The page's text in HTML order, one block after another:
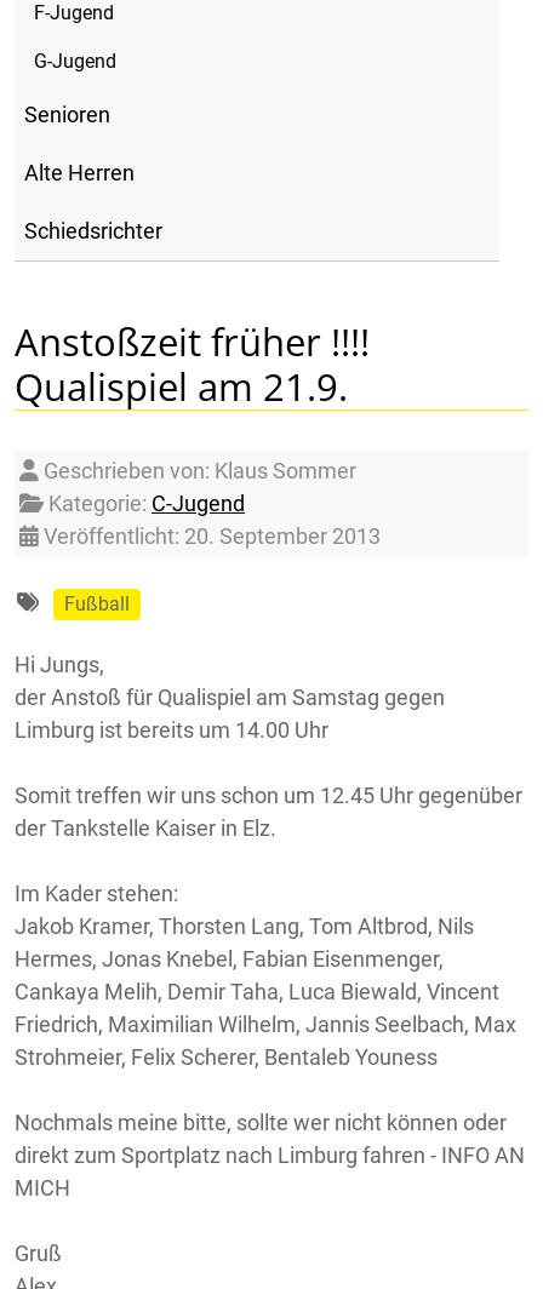
F-Jugend
G-Jugend
Senioren
Alte Herren
Schiedsrichter
Anstoßzeit früher !!!!
Qualispiel am 21.9.
Details
Geschrieben von: Klaus Sommer
Kategorie: C-Jugend
Veröffentlicht: 20. September 2013
Fußball
Hi Jungs,
der Anstoß für Qualispiel am Samstag gegen
Limburg ist bereits um 14.00 Uhr
Somit treffen wir uns schon um 12.45 Uhr gegenüber
der Tankstelle Kaiser in Elz.
Im Kader stehen:
Jakob Kramer, Thorsten Lang, Tom Altbrod, Nils
Hermes, Jonas Knebel, Fabian Eisenmenger,
Cankaya Melih, Demir Taha, Luca Biewald, Vincent
Friedrich, Maximilian Wilhelm, Jannis Seelbach, Max
Strohmeier, Felix Scherer, Bentaleb Youness
Nochmals meine bitte, sollte wer nicht können oder
direkt zum Sportplatz nach Limburg fahren - INFO AN
MICH
Gruß